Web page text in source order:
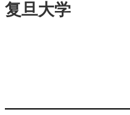
复旦大学